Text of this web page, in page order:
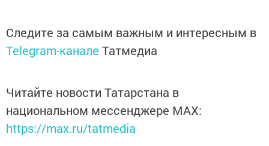
Следите за самым важным и интересным в
Telegram-канале Татмедиа
Читайте новости Татарстана в
национальном мессенджере MАХ:
https://max.ru/tatmedia